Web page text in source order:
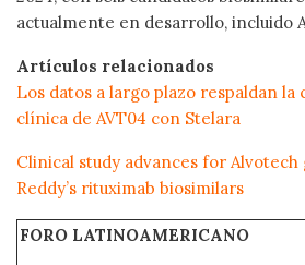
actualmente en desarrollo, incluido
Artículos relacionados
Los datos a largo plazo respaldan la
clínica de AVT04 con Stelara
Clinical study advances for
Reddy’s rituximab biosimilars
FORO LATINOAMERICANO